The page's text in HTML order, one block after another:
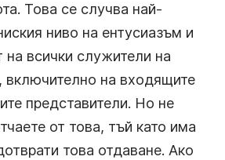
Това се случва най-
ниво на ентусиазъм и
на всички служители на
включително на входящите
представители. Но не
от това, тъй като има
това отдаване. Ако